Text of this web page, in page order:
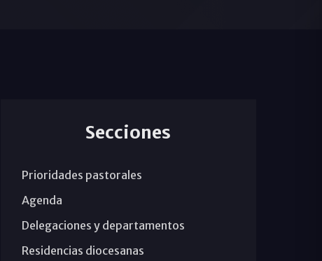
Secciones
Prioridades pastorales
Agenda
Delegaciones y departamentos
Residencias diocesanas